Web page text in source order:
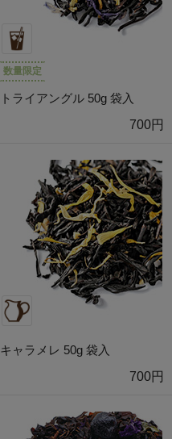
数量限定
トライアングル 50g 袋入
700円
キャラメレ 50g 袋入
700円